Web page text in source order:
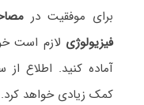
برای موفقیت در
فیزیولوژی لازم است
آماده کنید. اطلاع
کمک زیادی خواهد کرد.